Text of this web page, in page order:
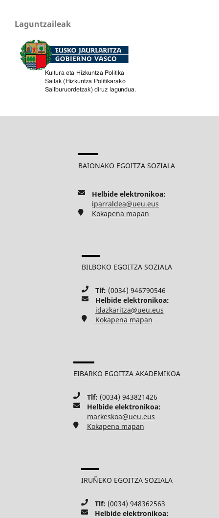
Laguntzaileak
BAIONAKO EGOITZA SOZIALA
Helbide elektronikoa:
iparraldea@ueu.eus
Kokapena mapan
BILBOKO EGOITZA SOZIALA
Tlf: (0034) 946790546
Helbide elektronikoa:
idazkaritza@ueu.eus
Kokapena mapan
EIBARKO EGOITZA AKADEMIKOA
Tlf: (0034) 943821426
Helbide elektronikoa:
markeskoa@ueu.eus
Kokapena mapan
IRUÑEKO EGOITZA SOZIALA
Tlf: (0034) 948362563
Helbide elektronikoa: